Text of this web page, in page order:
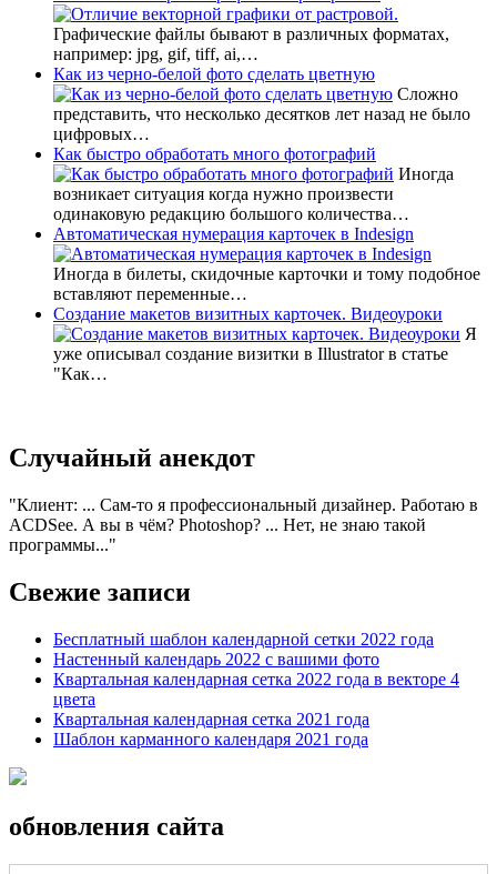
Графические файлы бывают в различных форматах,
например: jpg, gif, tiff, ai,…
Как из черно-белой фото сделать цветную
Сложно
представить, что несколько десятков лет назад не было
цифровых…
Как быстро обработать много фотографий
Иногда
возникает ситуация когда нужно произвести
одинаковую редакцию большого количества…
Автоматическая нумерация карточек в Indesign
Иногда в билеты, скидочные карточки и тому подобное
вставляют переменные…
Создание макетов визитных карточек. Видеоуроки
Я
уже описывал создание визитки в Illustrator в статье
"Как…
Случайный анекдот
Клиент: ... Сам-то я профессиональный дизайнер. Работаю в
ACDSee. А вы в чём? Photoshop? ... Нет, не знаю такой
программы...
Свежие записи
Бесплатный шаблон календарной сетки 2022 года
Настенный календарь 2022 с вашими фото
Квартальная календарная сетка 2022 года в векторе 4
цвета
Квартальная календарная сетка 2021 года
Шаблон карманного календаря 2021 года
обновления сайта